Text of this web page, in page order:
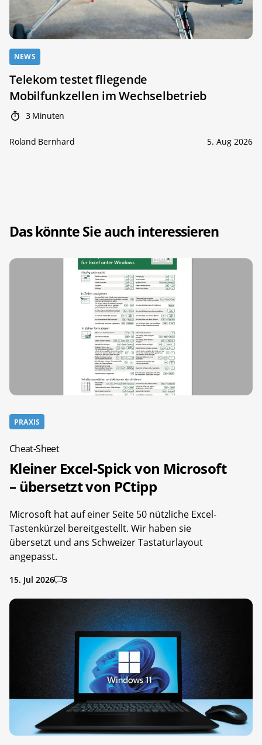
NEWS
Telekom testet fliegende
Mobilfunkzellen im Wechselbetrieb
3 Minuten
Roland Bernhard 5. Aug 2026
Das könnte Sie auch interessieren
PRAXIS
Cheat-Sheet
Kleiner Excel-Spick von Microsoft
– übersetzt von PCtipp
Microsoft hat auf einer Seite 50 nützliche Excel-
Tastenkürzel bereitgestellt. Wir haben sie
übersetzt und ans Schweizer Tastaturlayout
angepasst.
15. Jul 2026 3